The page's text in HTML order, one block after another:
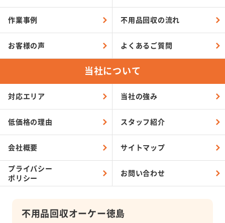
不用品回収オーケー徳島
作業事例 不用品回収の流れ
お客様の声 よくあるご質問
当社について
対応エリア 当社の強み
低価格の理由 スタッフ紹介
会社概要 サイトマップ
プライバシー
ポリシー
お問い合わせ